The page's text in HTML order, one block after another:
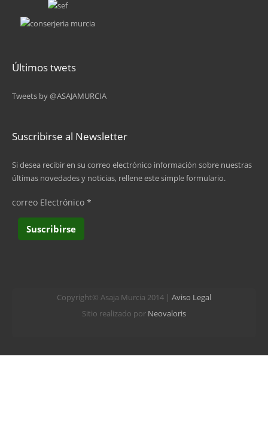
Últimos twets
Tweets by @ASAJAMURCIA
Suscribirse al Newsletter
Si desea recibir en su correo electrónico información sobre nuestras
últimas novedades y noticias, rellene este simple formulario.
correo Electrónico *
Copyright© Asaja Murcia 2014 | Aviso Legal
Sitio realizado por Neovaloris